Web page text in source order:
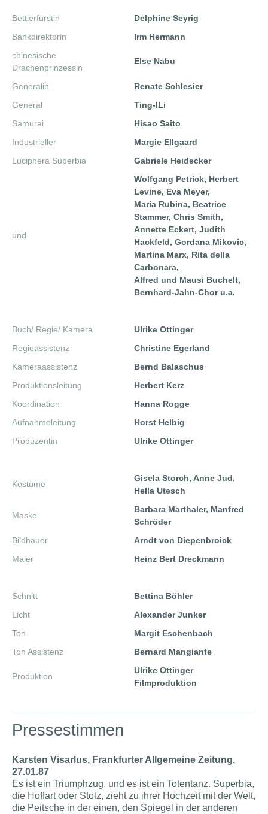
Bettlerfürstin
Delphine Seyrig
Bankdirektorin
Irm Hermann
chinesische
Drachenprinzessin
Else Nabu
Generalin
Renate Schlesier
General
Ting-lLi
Samurai
Hisao Saito
Industrieller
Margie Ellgaard
Luciphera Superbia
Gabriele Heidecker
und
Wolfgang Petrick, Herbert
Levine, Eva Meyer,
Maria Rubina, Beatrice
Stammer, Chris Smith,
Annette Eckert, Judith
Hackfeld, Gordana Mikovic,
Martina Marx, Rita della
Carbonara,
Alfred und Mausi Buchelt,
Bernhard-Jahn-Chor u.a.
Buch/ Regie/ Kamera
Ulrike Ottinger
Regieassistenz
Christine Egerland
Kameraassistenz
Bernd Balaschus
Produktionsleitung
Herbert Kerz
Koordination
Hanna Rogge
Aufnahmeleitung
Horst Helbig
Produzentin
Ulrike Ottinger
Kostüme
Gisela Storch, Anne Jud,
Hella Utesch
Maske
Barbara Marthaler, Manfred
Schröder
Bildhauer
Arndt von Diepenbroick
Maler
Heinz Bert Dreckmann
Schnitt
Bettina Böhler
Licht
Alexander Junker
Ton
Margit Eschenbach
Ton Assistenz
Bernard Mangiante
Produktion
Ulrike Ottinger
Filmproduktion
Pressestimmen
Karsten Visarlus, Frankfurter Allgemeine Zeitung,
27.01.87
Es ist ein Triumphzug, und es ist ein Totentanz. Superbia,
die Hoffart oder Stolz, zieht zu ihrer Hochzeit mit der Welt,
die Peitsche in der einen, den Spiegel in der anderen